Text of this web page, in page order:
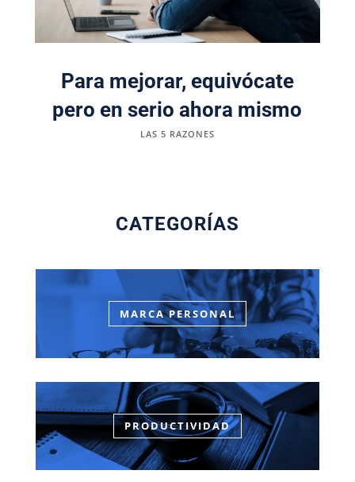
Para mejorar, equivócate
pero en serio ahora mismo
LAS 5 RAZONES
CATEGORÍAS
MARCA PERSONAL
PRODUCTIVIDAD